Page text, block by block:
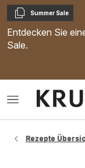
Kopieren
Summer Sale
Entdecken Sie
Sale.
Das
Rezepte